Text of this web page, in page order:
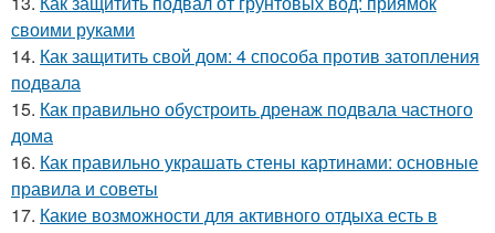
своими руками
14. Как защитить свой дом: 4 способа против затопления
подвала
15. Как правильно обустроить дренаж подвала частного
дома
16. Как правильно украшать стены картинами: основные
правила и советы
17. Какие возможности для активного отдыха есть в